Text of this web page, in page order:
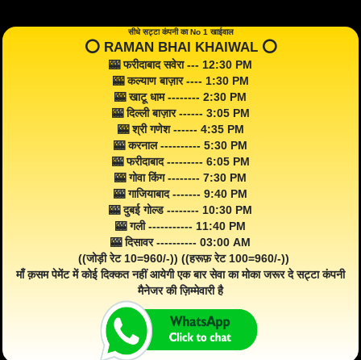
सीधे सट्टा कंपनी का No 1 खाईवाल
⭕️ RAMAN BHAI KHAIWAL ⭕️
🎰 फरीदाबाद सवेरा --- 12:30 PM
🎰 कल्याण बाज़ार ---- 1:30 PM
🎰 खाटू धाम -------- 2:30 PM
🎰 दिल्ली बाज़ार ------ 3:05 PM
🎰 श्री गणेश ------ 4:35 PM
🎰 करनाल ---------- 5:30 PM
🎰 फरीदाबाद --------- 6:05 PM
🎰 गोवा किंग -------- 7:30 PM
🎰 गाजियाबाद ------- 9:40 PM
🎰 दुबई गोल्ड -------- 10:30 PM
🎰 गली ----------- 11:40 PM
🎰 दिसावर ---------- 03:00 AM
((जोड़ी रेट 10=960/-)) ((हरूफ़ रेट 100=960/-))
माँ क़सम पेमेंट में कोई दिक्कत नहीं आयेगी एक बार सेवा का मोका जरूर दे सट्टा कंपनी
मैनेजर की ज़िम्मेवारी है